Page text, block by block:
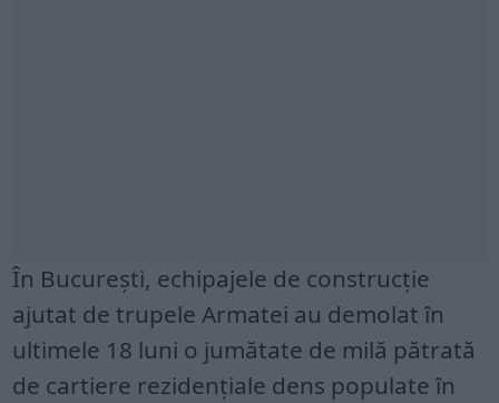
În București, echipajele de construcție
ajutat de trupele Armatei au demolat în
ultimele 18 luni o jumătate de milă pătrată
de cartiere rezidențiale dens populate în